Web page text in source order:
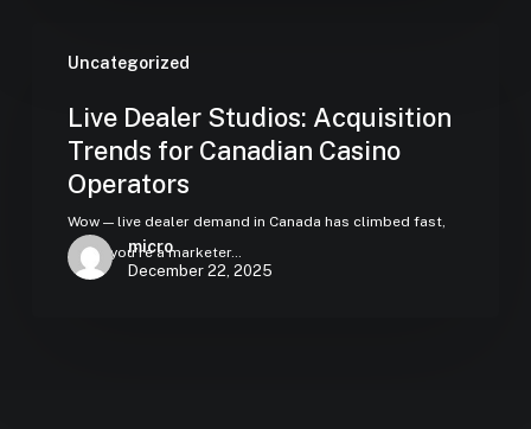
Uncategorized
Live Dealer Studios: Acquisition
Trends for Canadian Casino
Operators
Wow — live dealer demand in Canada has climbed fast,
and if you’re a marketer…
micro
December 22, 2025